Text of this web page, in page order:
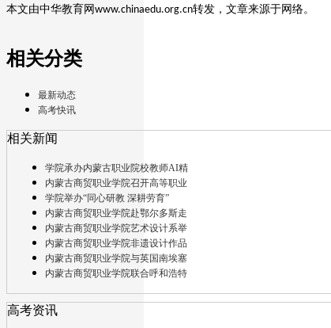
本文由中华教育网 www.chinaedu.org.cn转发，文章来源于网络。
相关分类
最新动态
高考快讯
相关新闻
学院承办内蒙古职业院校教师AI精
内蒙古商贸职业学院召开高等职业
学院举办“同心研教 深耕劳育”
内蒙古商贸职业学院赴鄂尔多斯走
内蒙古商贸职业学院艺术设计系举
内蒙古商贸职业学院非遗设计作品
内蒙古商贸职业学院与英国南埃塞
内蒙古商贸职业学院联合呼和浩特
高考资讯